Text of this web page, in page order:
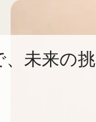
、未来の挑